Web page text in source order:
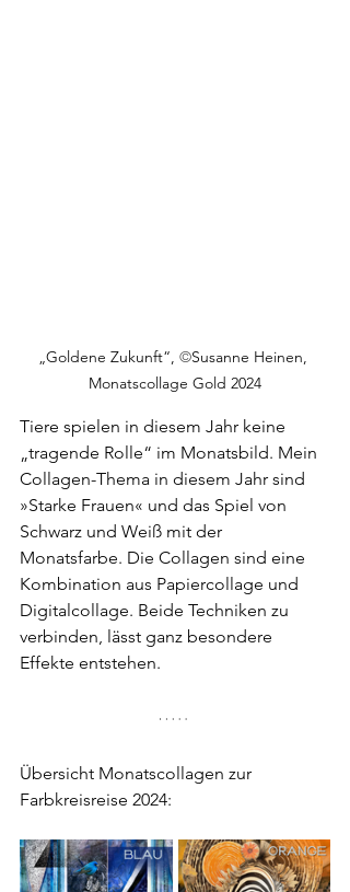
„Goldene Zukunft“, ©Susanne Heinen,
Monatscollage Gold 2024
Tiere spielen in diesem Jahr keine
„tragende Rolle“ im Monatsbild. Mein
Collagen-Thema in diesem Jahr sind
»Starke Frauen« und das Spiel von
Schwarz und Weiß mit der
Monatsfarbe. Die Collagen sind eine
Kombination aus Papiercollage und
Digitalcollage. Beide Techniken zu
verbinden, lässt ganz besondere
Effekte entstehen.
Übersicht Monatscollagen zur
Farbkreisreise 2024: